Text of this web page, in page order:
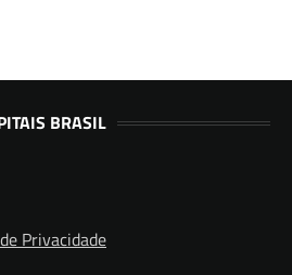
BRASIL
Privacidade